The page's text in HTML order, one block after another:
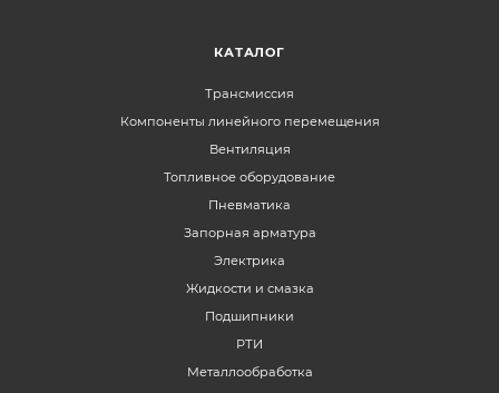
КАТАЛОГ
Трансмиссия
Компоненты линейного перемещения
Вентиляция
Топливное оборудование
Пневматика
Запорная арматура
Электрика
Жидкости и смазка
Подшипники
РТИ
Металлообработка